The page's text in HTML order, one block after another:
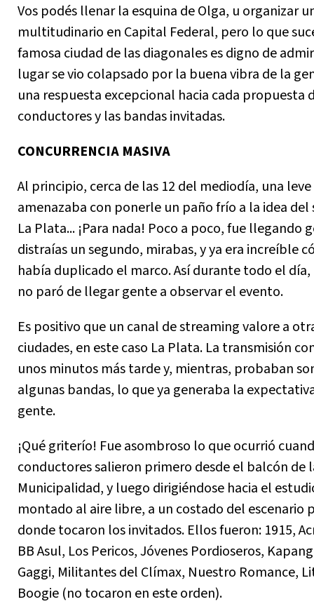
Vos podés llenar la esquina de Olga, u organizar
multitudinario en Capital Federal, pero lo que
famosa ciudad de las diagonales es digno de
lugar se vio colapsado por la buena vibra de la
una respuesta excepcional hacia cada propuesta
conductores y las bandas invitadas.
CONCURRENCIA MASIVA
Al principio, cerca de las 12 del mediodía, una
amenazaba con ponerle un paño frío a la idea del
La Plata... ¡Para nada! Poco a poco, fue llegando
distraías un segundo, mirabas, y ya era increíble
había duplicado el marco. Así durante todo el
no paró de llegar gente a observar el evento.
Es positivo que un canal de streaming valore a
ciudades, en este caso La Plata. La transmisión
unos minutos más tarde y, mientras, probaban
algunas bandas, lo que ya generaba la
gente.
¡Qué griterío! Fue asombroso lo que ocurrió
conductores salieron primero desde el balcón de
Municipalidad, y luego dirigiéndose hacia el
montado al aire libre, a un costado del escenario
donde tocaron los invitados. Ellos fueron: 1915,
BB Asul, Los Pericos, Jóvenes Pordioseros,
Gaggi, Militantes del Clímax, Nuestro Romance,
Boogie (no tocaron en este orden).